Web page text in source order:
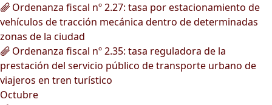
Ordenanza fiscal nº 2.27: tasa por estacionamiento de
vehículos de tracción mecánica dentro de determinadas
zonas de la ciudad
Ordenanza fiscal nº 2.35: tasa reguladora de la
prestación del servicio público de transporte urbano de
viajeros en tren turístico
Octubre